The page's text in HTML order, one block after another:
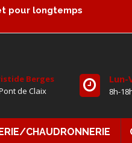
pour longtemps
Berges
de Claix
Lun-
8h-
CHAUDRONNERIE